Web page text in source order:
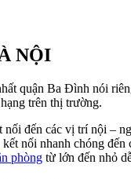
NỘI
quận Ba Đình nói
trên thị trường.
đến các vị trí nội –
nối nhanh chóng
phòng từ lớn đến nhỏ